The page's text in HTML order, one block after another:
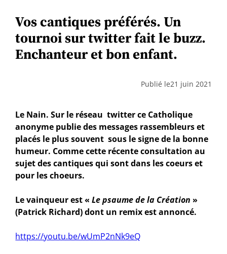
Vos cantiques préférés. Un
tournoi sur twitter fait le buzz.
Enchanteur et bon enfant.
Publié le21 juin 2021
Le Nain. Sur le réseau twitter ce Catholique
anonyme publie des messages rassembleurs et
placés le plus souvent sous le signe de la bonne
humeur. Comme cette récente consultation au
sujet des cantiques qui sont dans les coeurs et
pour les choeurs.
Le vainqueur est «Le psaume de la Création »
(Patrick Richard) dont un remix est annoncé.
https://youtu.be/wUmP2nNk9eQ